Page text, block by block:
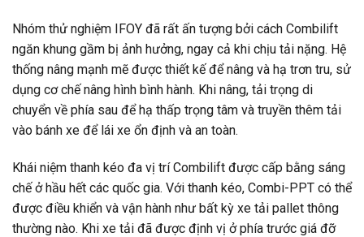
Nhóm thử nghiệm IFOY đã rất ấn tượng bởi cách Combilift
ngăn khung gầm bị ảnh hưởng, ngay cả khi chịu tải nặng. Hệ
thống nâng mạnh mẽ được thiết kế để nâng và hạ trơn tru, sử
dụng cơ chế nâng hình bình hành. Khi nâng, tải trọng di
chuyển về phía sau để hạ thấp trọng tâm và truyền thêm tải
vào bánh xe để lái xe ổn định và an toàn.
Khái niệm thanh kéo đa vị trí Combilift được cấp bằng sáng
chế ở hầu hết các quốc gia. Với thanh kéo, Combi-PPT có thể
được điều khiển và vận hành như bất kỳ xe tải pallet thông
thường nào. Khi xe tải đã được định vị ở phía trước giá đỡ